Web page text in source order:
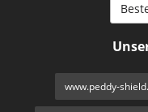
www.peddy-